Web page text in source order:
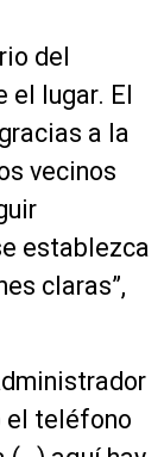
del
el lugar. El
a la
vecinos
establezca
claras”,
el teléfono